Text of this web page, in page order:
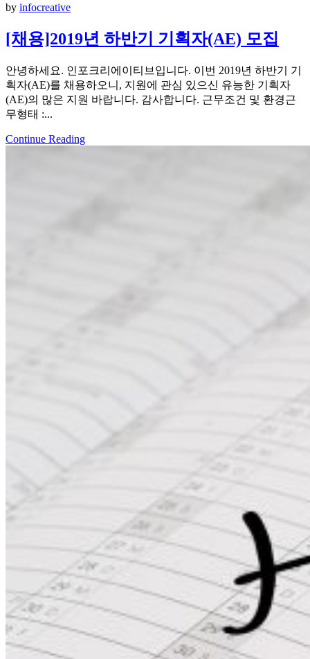
by infocreative
[채용]2019년 하반기 기획자(AE) 모집
안녕하세요. 인포크리에이티브입니다. 이번 2019년 하반기 기
획자(AE)를 채용하오니, 지원에 관심 있으신 유능한 기획자
(AE)의 많은 지원 바랍니다. 감사합니다. 근무조건 및 환경근
무형태 :...
Continue Reading